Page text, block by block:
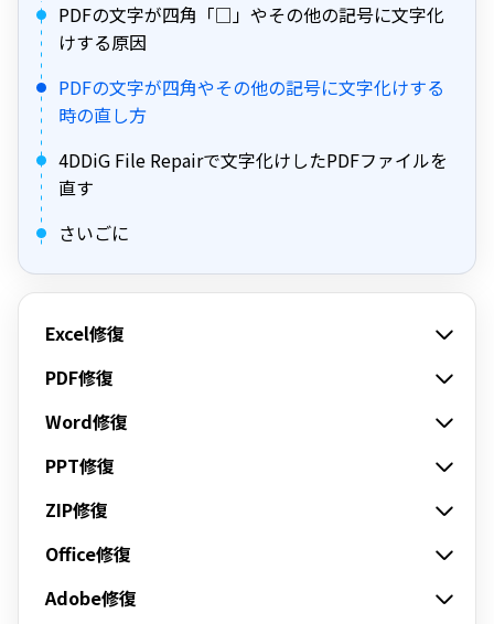
PDFの文字が四角「□」やその他の記号に文字化
けする原因
PDFの文字が四角やその他の記号に文字化けする
時の直し方
4DDiG File Repairで文字化けしたPDFファイルを
直す
さいごに
Excel修復
PDF修復
Word修復
PPT修復
ZIP修復
Office修復
Adobe修復